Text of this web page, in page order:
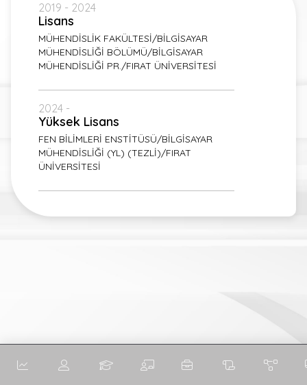
2019 - 2024
Lisans
MÜHENDİSLİK FAKÜLTESİ/BİLGİSAYAR
MÜHENDİSLİĞİ BÖLÜMÜ/BİLGİSAYAR
MÜHENDİSLİĞİ PR./FIRAT ÜNİVERSİTESİ
2024 -
Yüksek Lisans
FEN BİLİMLERİ ENSTİTÜSÜ/BİLGİSAYAR
MÜHENDİSLİĞİ (YL) (TEZLİ)/FIRAT
ÜNİVERSİTESİ